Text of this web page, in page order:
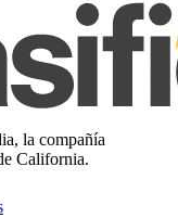
la compañía
California.